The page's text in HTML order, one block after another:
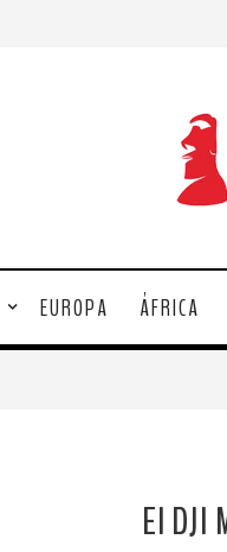
EUROPA ÁFRICA
El DJI